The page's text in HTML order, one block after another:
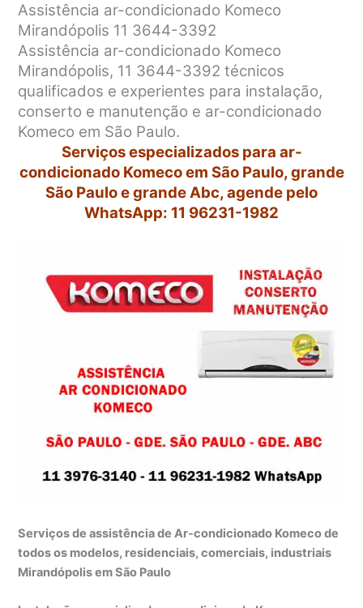
Assistência ar-condicionado Komeco
Mirandópolis 11 3644-3392
Assistência ar-condicionado Komeco
Mirandópolis, 11 3644-3392 técnicos
qualificados e experientes para instalação,
conserto e manutenção e ar-condicionado
Komeco em São Paulo.
Serviços especializados para ar-
condicionado Komeco em São Paulo, grande
São Paulo e grande Abc, agende pelo
WhatsApp: 11 96231-1982
Serviços de assistência de Ar-condicionado Komeco de
todos os modelos, residenciais, comerciais, industriais
Mirandópolis em São Paulo